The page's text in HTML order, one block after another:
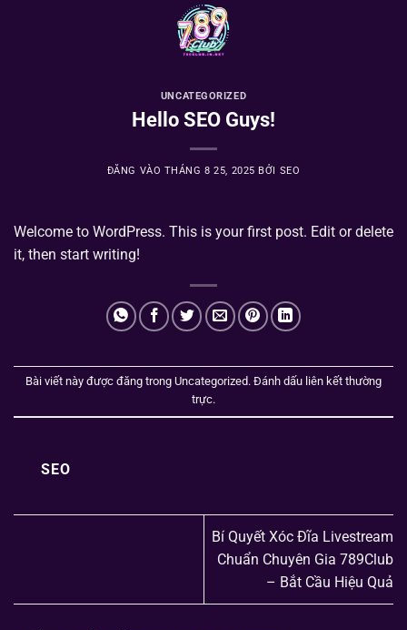
UNCATEGORIZED
Hello SEO Guys!
ĐĂNG VÀO THÁNG 8 25, 2025 BỞI SEO
Welcome to WordPress. This is your first post. Edit or delete
it, then start writing!
Bài viết này được đăng trong Uncategorized. Đánh dấu liên kết thường
trực.
SEO
Bí Quyết Xóc Đĩa Livestream
Chuẩn Chuyên Gia 789Club
– Bắt Cầu Hiệu Quả